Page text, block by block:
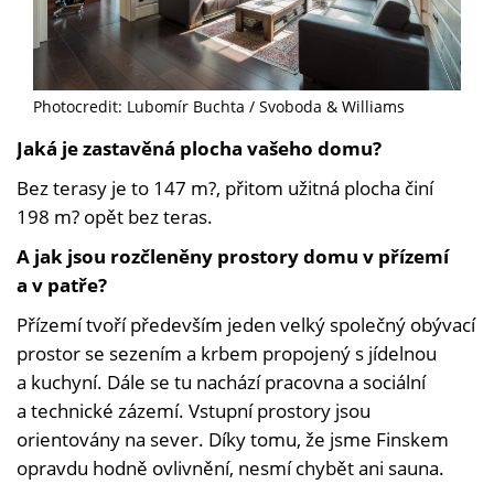
Photocredit: Lubomír Buchta / Svoboda & Williams
Jaká je zastavěná plocha vašeho domu?
Bez terasy je to 147 m?, přitom užitná plocha činí
198 m? opět bez teras.
A jak jsou rozčleněny prostory domu v přízemí
a v patře?
Přízemí tvoří především jeden velký společný obývací
prostor se sezením a krbem propojený s jídelnou
a kuchyní. Dále se tu nachází pracovna a sociální
a technické zázemí. Vstupní prostory jsou
orientovány na sever. Díky tomu, že jsme Finskem
opravdu hodně ovlivnění, nesmí chybět ani sauna.